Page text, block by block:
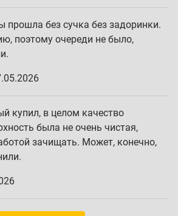
прошла без сучка без задоринки.
поэтому очереди не было,
купил, в целом качество
была не очень чистая,
зачищать. Может, конечно,